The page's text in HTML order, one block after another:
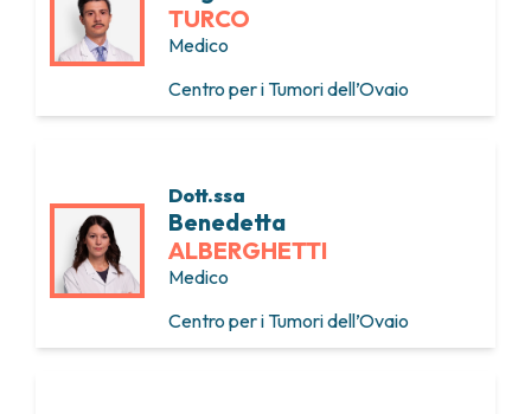
TURCO
Medico
Centro per i Tumori dell’Ovaio
Dott.ssa
Benedetta
ALBERGHETTI
Medico
Centro per i Tumori dell’Ovaio